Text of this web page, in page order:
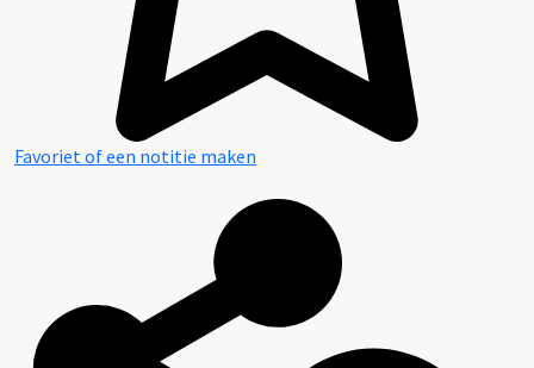
Favoriet of een notitie maken